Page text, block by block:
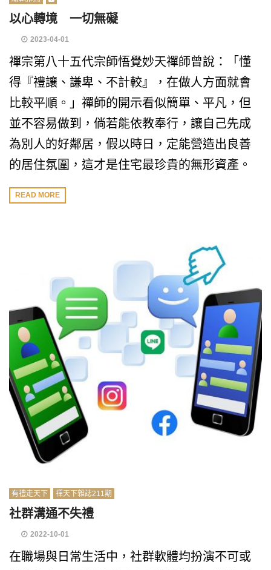
以心轉境 一切無礙
2023-04-01
禪宗第八十五代宗師悟覺妙天禪師曾說：「懂
得『禮讓、謙卑、不計較』，在做人方面就會
比較平順。」禪師的開示看似簡單、平凡，但
並不容易做到，倘若能依教奉行，讓自己先成
為別人的好鄰居，假以時日，定能營造出良善
的居住氛圍，這才是住宅最珍貴的無形資產。
READ MORE
有禮走天下 禪天下雜誌211期
社群溝通不失禮
2022-10-01
在職場與日常生活中，社群軟體均扮演不可或